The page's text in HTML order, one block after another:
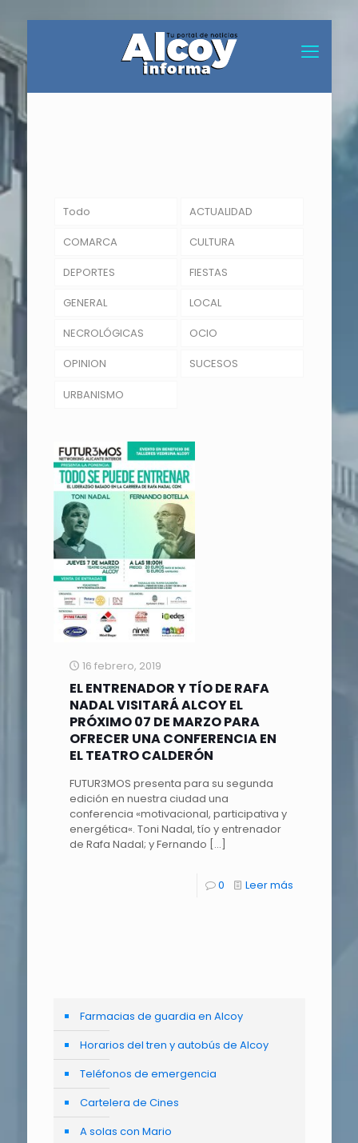
Todo ACTUALIDAD
COMARCA CULTURA
DEPORTES FIESTAS
GENERAL LOCAL
NECROLÓGICAS OCIO
OPINION SUCESOS
URBANISMO
16 febrero, 2019
EL ENTRENADOR Y TÍO DE RAFA
NADAL VISITARÁ ALCOY EL
PRÓXIMO 07 DE MARZO PARA
OFRECER UNA CONFERENCIA EN
EL TEATRO CALDERÓN
FUTUR3MOS presenta para su segunda
edición en nuestra ciudad una
conferencia «motivacional, participativa y
energética«. Toni Nadal, tío y entrenador
de Rafa Nadal; y Fernando […]
0 Leer más
Farmacias de guardia en Alcoy
Horarios del tren y autobús de Alcoy
Teléfonos de emergencia
Cartelera de Cines
A solas con Mario